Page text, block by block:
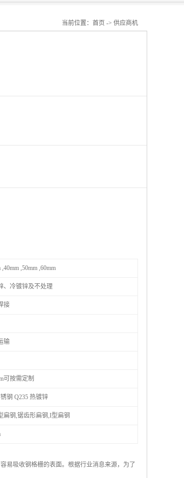
当前位置： 首页 -> 供应商机
,40mm ,50mm ,60mm
、冷镀锌及不处理
接
输
可按需定制
钢 Q235 热镀锌
扁钢,锯齿形扁钢,I型扁钢
易吸收钢格栅的表面。根据行业消息来源，为了